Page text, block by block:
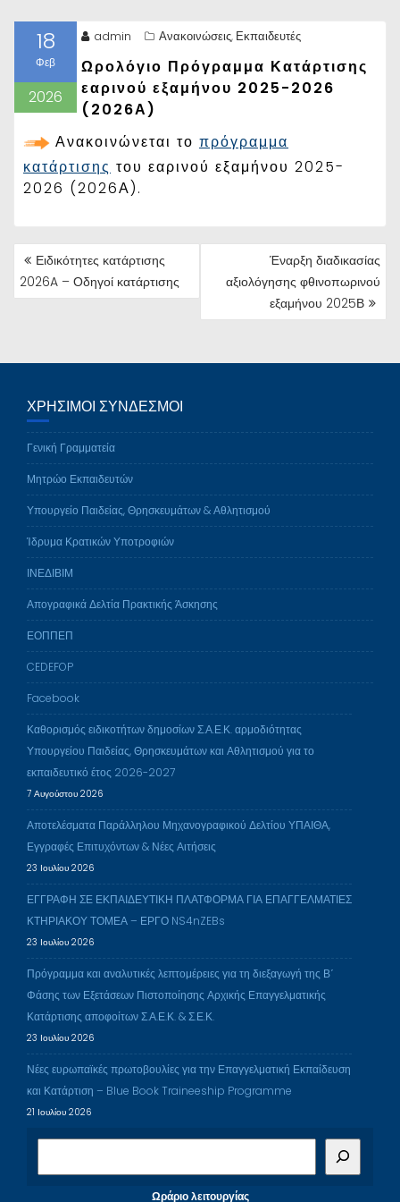
18
Φεβ
2026
admin Ανακοινώσεις, Εκπαιδευτές
Ωρολόγιο Πρόγραμμα Κατάρτισης
εαρινού εξαμήνου 2025-2026
(2026Α)
Ανακοινώνεται το πρόγραμμα
κατάρτισης του εαρινού εξαμήνου 2025-
2026 (2026Α).
ΠΛΟΉΓΗΣΗ
ΆΡΘΡΩΝ
Ειδικότητες κατάρτισης
2026A – Οδηγοί κατάρτισης
Έναρξη διαδικασίας
αξιολόγησης φθινοπωρινού
εξαμήνου 2025Β
ΧΡΉΣΙΜΟΙ ΣΎΝΔΕΣΜΟΙ
Γενική Γραμματεία
Μητρώο Εκπαιδευτών
Υπουργείο Παιδείας, Θρησκευμάτων & Αθλητισμού
Ίδρυμα Κρατικών Υποτροφιών
ΙΝΕΔΙΒΙΜ
Απογραφικά Δελτία Πρακτικής Άσκησης
ΕΟΠΠΕΠ
CEDEFOP
Facebook
Καθορισμός ειδικοτήτων δημοσίων Σ.Α.Ε.Κ. αρμοδιότητας
Υπουργείου Παιδείας, Θρησκευμάτων και Αθλητισμού για το
εκπαιδευτικό έτος 2026-2027
7 Αυγούστου 2026
Αποτελέσματα Παράλληλου Μηχανογραφικού Δελτίου ΥΠΑΙΘΑ,
Εγγραφές Επιτυχόντων & Νέες Αιτήσεις
23 Ιουλίου 2026
ΕΓΓΡΑΦΗ ΣΕ ΕΚΠΑΙΔΕΥΤΙΚΗ ΠΛΑΤΦΟΡΜΑ ΓΙΑ ΕΠΑΓΓΕΛΜΑΤΙΕΣ
ΚΤΗΡΙΑΚΟΥ ΤΟΜΕΑ – ΕΡΓΟ NS4nZEBs
23 Ιουλίου 2026
Πρόγραμμα και αναλυτικές λεπτομέρειες για τη διεξαγωγή της Β΄
Φάσης των Εξετάσεων Πιστοποίησης Αρχικής Επαγγελματικής
Κατάρτισης αποφοίτων Σ.Α.Ε.Κ. & Σ.Ε.Κ.
23 Ιουλίου 2026
Νέες ευρωπαϊκές πρωτοβουλίες για την Επαγγελματική Εκπαίδευση
και Κατάρτιση – Blue Book Traineeship Programme
21 Ιουλίου 2026
Ωράριο λειτουργίας